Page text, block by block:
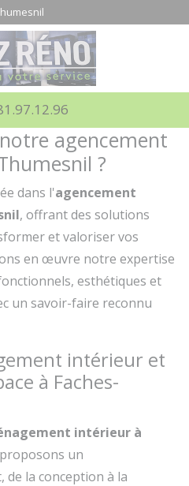
agencement
?
dans l'agencement
, offrant des solutions
et valoriser vos
en œuvre notre expertise
esthétiques et
un savoir-faire reconnu
intérieur et
à Faches-
intérieur à
un
de la conception à la